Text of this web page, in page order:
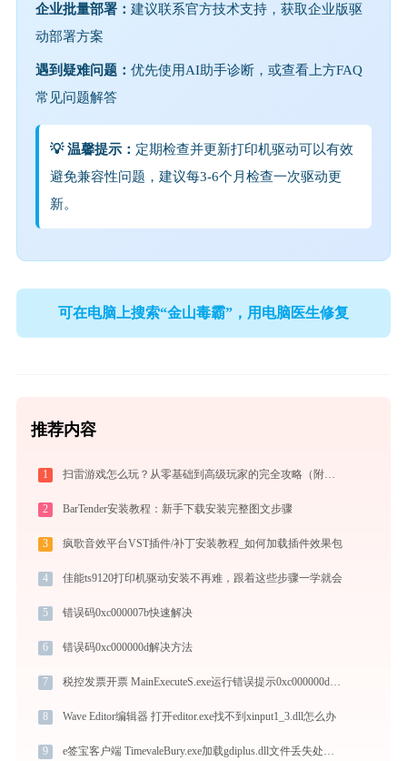
企业批量部署： 建议联系官方技术支持，获取企业版驱
动部署方案
遇到疑难问题： 优先使用AI助手诊断，或查看上方FAQ
常见问题解答
💡 温馨提示： 定期检查并更新打印机驱动可以有效
避免兼容性问题，建议每3-6个月检查一次驱动更
新。
可在电脑上搜索“金山毒霸”，用电脑医生修复
推荐内容
1 扫雷游戏怎么玩？从零基础到高级玩家的完全攻略（附必胜技巧）
2 BarTender安装教程：新手下载安装完整图文步骤
3 疯歌音效平台VST插件/补丁安装教程_如何加载插件效果包
4 佳能ts9120打印机驱动安装不再难，跟着这些步骤一学就会
5 错误码0xc000007b快速解决
6 错误码0xc000000d解决方法
7 税控发票开票 MainExecuteS.exe运行错误提示0xc000000d的解决办法
8 Wave Editor编辑器 打开editor.exe找不到xinput1_3.dll怎么办
9 e签宝客户端 TimevaleBury.exe加载gdiplus.dll文件丢失处理办法